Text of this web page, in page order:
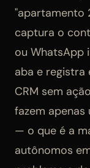
"apartamento
captura o
ou WhatsApp
aba e registra
CRM sem
fazem apenas
— o que é a
autônomos